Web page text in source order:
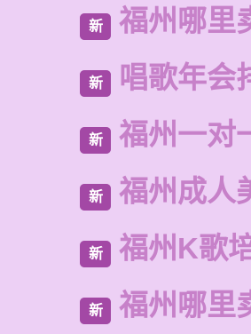
新 福州哪里
新 唱歌年会
新 福州一对
新 福州成人
新 福州K歌
新 福州哪里